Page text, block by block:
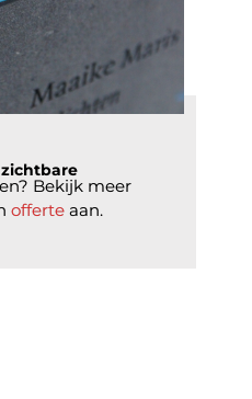
Bekijk meer
offerte aan.